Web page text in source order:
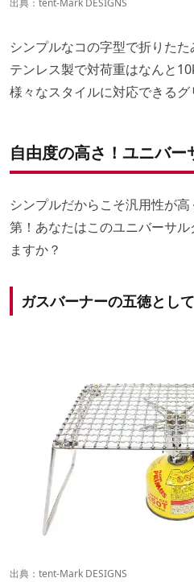
出典： tent-Mark DESIGNS
シンプルなコの字型で折りた
テンレス製で対荷重はなんと
様々なスタイルに対応できるグ
自由度の高さ！ユニバ
シンプルだからこそ汎用性が
第！あなたはこのユニバーサ
ますか？
ガスバーナーの五徳として
出典： tent-Mark DESIGNS